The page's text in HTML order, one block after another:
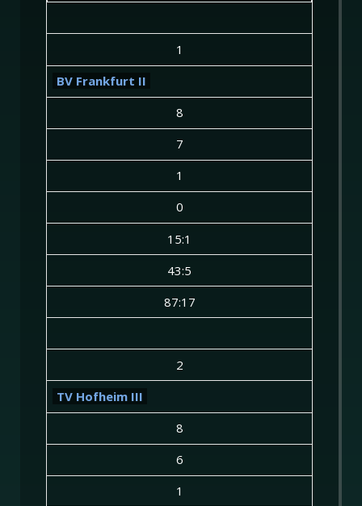
1
BV Frankfurt II
8
7
1
0
15:1
43:5
87:17
2
TV Hofheim III
8
6
1